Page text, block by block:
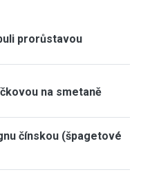
prorůstavou
na smetaně
čínskou (špagetové